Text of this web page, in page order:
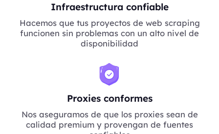
Infraestructura confiable
Hacemos que tus proyectos de web scraping
funcionen sin problemas con un alto nivel de
disponibilidad
Proxies conformes
Nos aseguramos de que los proxies sean de
calidad premium y provengan de fuentes